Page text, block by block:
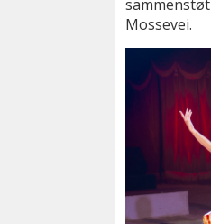
Mossevei.